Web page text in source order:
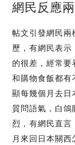
網民反應
帖文引發網民兩
歷，有網民表示
的很差，經常要
和購物食飯都有
顯每幾個月去日
質問語氣，白鴿
烈，有網民直言
月來回日本關